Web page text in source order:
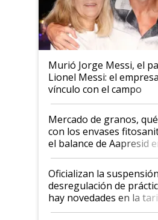
Murió Jorge Messi, el
Lionel Messi: el
vínculo con el campo
Mercado de granos,
con los envases
el balance de Aapresid
Posta
Oficializan la
desregulación de
hay novedades en la
la hidrovía